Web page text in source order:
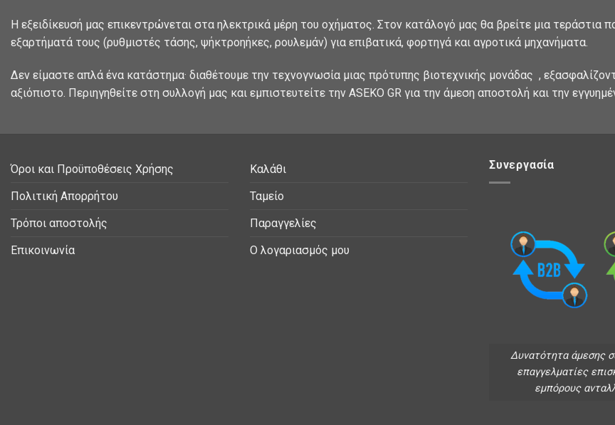
Η εξειδίκευσή μας επικεντρώνεται στα ηλεκτρικά μέρη του οχήματος. Στον κατάλογό μας θα βρείτε μια τεράστια
εξαρτήματά τους (ρυθμιστές τάσης, ψήκτροηήκες, ρουλεμάν) για επιβατικά, φορτηγά και αγροτικά μηχανήματα.
Δεν είμαστε απλά ένα κατάστημα· διαθέτουμε την τεχνογνωσία μιας πρότυπης βιοτεχνικής μονάδας ,
αξιόπιστο. Περιηγηθείτε στη συλλογή μας και εμπιστευτείτε την ASEKO GR για την άμεση αποστολή και την
Όροι και Προϋποθέσεις Χρήσης
Πολιτική Απορρήτου
Τρόποι αποστολής
Επικοινωνία
Καλάθι
Ταμείο
Παραγγελίες
Ο λογαριασμός μου
Συνεργασία
Δυνατότητα άμεσης
επαγγελματίες
εμπόρους